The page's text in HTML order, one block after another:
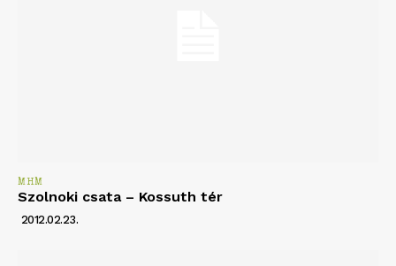
MHM
Szolnoki csata – Kossuth tér
2012.02.23.